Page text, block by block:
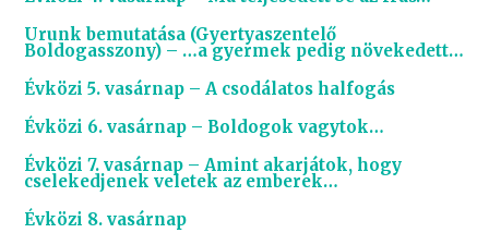
Urunk bemutatása (Gyertyaszentelő
Boldogasszony) – …a gyermek pedig növekedett…
Évközi 5. vasárnap – A csodálatos halfogás
Évközi 6. vasárnap – Boldogok vagytok…
Évközi 7. vasárnap – Amint akarjátok, hogy
cselekedjenek veletek az emberek…
Évközi 8. vasárnap